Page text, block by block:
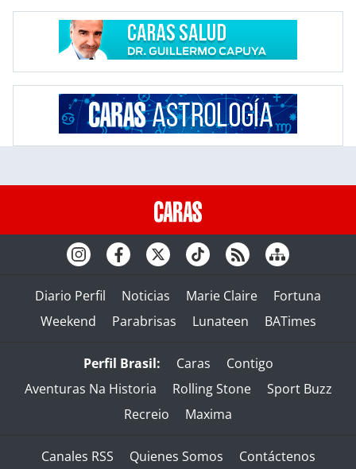
Diario Perfil Noticias Marie Claire
Fortuna
Weekend
Parabrisas Lunateen BATimes
Perfil Brasil: Caras
Contigo
Aventuras Na Historia
Rolling Stone
Sport Buzz
Recreio
Maxima
Canales RSS Quienes Somos Contáctenos